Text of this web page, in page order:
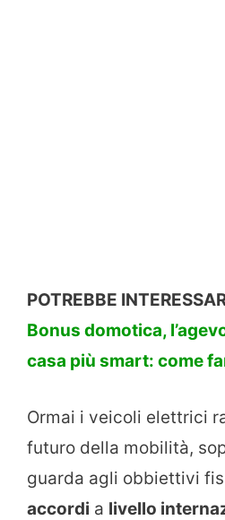
POTREBBE
Bonus domotica,
casa più smart: come
Ormai i veicoli elettrici
futuro della mobilità,
guarda agli obbiettivi
accordi a livello